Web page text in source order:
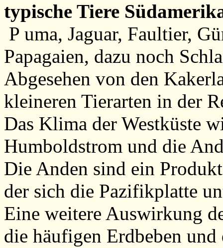
typische Tiere
P uma, Jaguar, Faultier,
Papagaien, dazu noch
Abgesehen von den
kleineren Tierarten in der
Das Klima der Westküste
Humboldstrom und die
Die Anden sind ein
der sich die Pazifikplatte
Eine weitere Auswirkung
die häufigen Erdbeben